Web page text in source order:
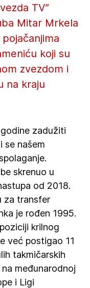
TV”
Mitar Mrkela
koji su
zvezdom i
na kraju
zadužiti
se našem
skrenuo u
od 2018.
za transfer
je rođen 1995.
krilnog
već postigao 11
takmičarskih
međunarodnoj
i Ligi